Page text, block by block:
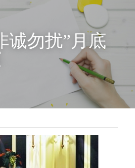
诚勿扰”月底